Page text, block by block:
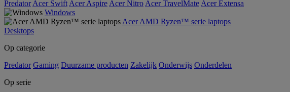
Predator Acer Swift Acer Aspire Acer Nitro Acer TravelMate Acer Extensa
Windows
Acer AMD Ryzen™ serie laptops
Desktops
Op categorie
Predator Gaming Duurzame producten Zakelijk Onderwijs Onderdelen
Op serie